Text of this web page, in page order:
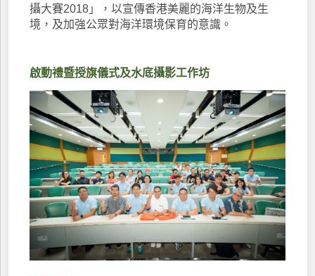
攝大賽2018」，以宣傳香港美麗的海洋生物及生
境，及加強公眾對海洋環境保育的意識。
啟動禮暨授旗儀式及水底攝影工作坊